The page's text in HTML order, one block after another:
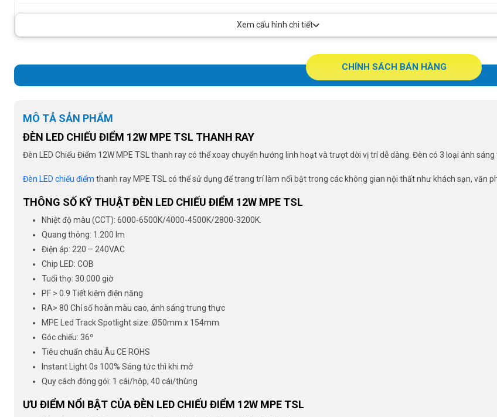
Ø50 x 154mm
Xem cấu hình chi tiết
CHÍNH SÁCH BÁN HÀNG
MÔ TẢ SẢN PHẨM
ĐÈN LED CHIẾU ĐIỂM 12W MPE TSL THANH RAY
Đèn LED Chiếu Điểm 12W MPE TSL thanh ray có thể xoay chuyển hướng linh hoạt và trượt dời vị trí dễ dàng. Đèn có 3 loại ánh
Đèn LED chiếu điểm thanh ray MPE TSL có thể sử dụng để trang trí làm nổi bật trong các không gian nội thất như khách sạn, văn
THÔNG SỐ KỸ THUẬT ĐÈN LED CHIẾU ĐIỂM 12W MPE TSL
Nhiệt độ màu (CCT): 6000-6500K/4000-4500K/2800-3200K.
Quang thông: 1.200 lm
Điện áp: 220 – 240VAC
Chip LED: COB
Tuổi thọ: 30.000 giờ
PF > 0.9 Tiết kiệm điện năng
RA> 80 Chỉ số hoàn màu cao, ánh sáng trung thực
MPE Led Track Spotlight size: Ø50mm x 154mm
Góc chiếu: 36º
Tiêu chuẩn châu Âu CE ROHS
Instant Light 0s 100% Sáng tức thì khi mở
Quy cách đóng gói: 1 cái/hộp, 40 cái/thùng
ƯU ĐIỂM NỔI BẬT CỦA ĐÈN LED CHIẾU ĐIỂM 12W MPE TSL